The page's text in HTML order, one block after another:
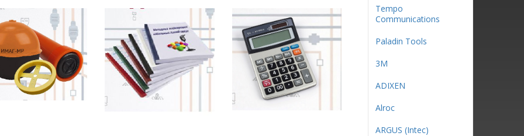
Tempo
Communications
Paladin Tools
3М
ADIXEN
Alroc
ARGUS (Intec)